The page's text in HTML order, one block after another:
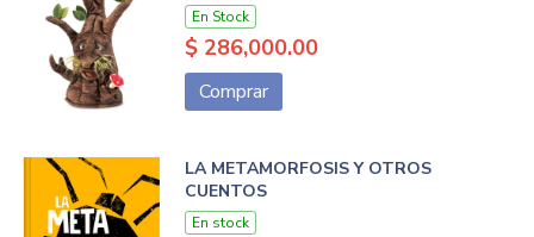
En Stock
$ 286,000.00
Comprar
LA METAMORFOSIS Y OTROS
CUENTOS
En stock